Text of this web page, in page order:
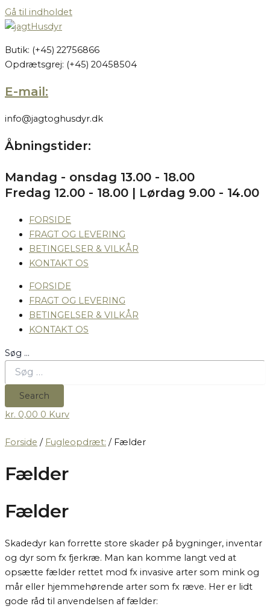
Gå til indholdet
Butik: (+45) 22756866
Opdrætsgrej: (+45) 20458504
E-mail:
info@jagtoghusdyr.dk
Åbningstider:
Mandag - onsdag 13.00 - 18.00
Fredag 12.00 - 18.00 | Lørdag 9.00 - 14.00
FORSIDE
FRAGT OG LEVERING
BETINGELSER & VILKÅR
KONTAKT OS
FORSIDE
FRAGT OG LEVERING
BETINGELSER & VILKÅR
KONTAKT OS
Søg …
Search
kr. 0,00 0 Kurv
Forside / Fugleopdræt: / Fælder
Fælder
Fælder
Skadedyr kan forrette store skader på bygninger, inventar
og dyr som fx fjerkræ. Man kan komme langt ved at
opsætte fælder rettet mod fx invasive arter som mink og
mår eller hjemmehørende arter som fx ræve. Her er lidt
gode råd til anvendelsen af fælder: